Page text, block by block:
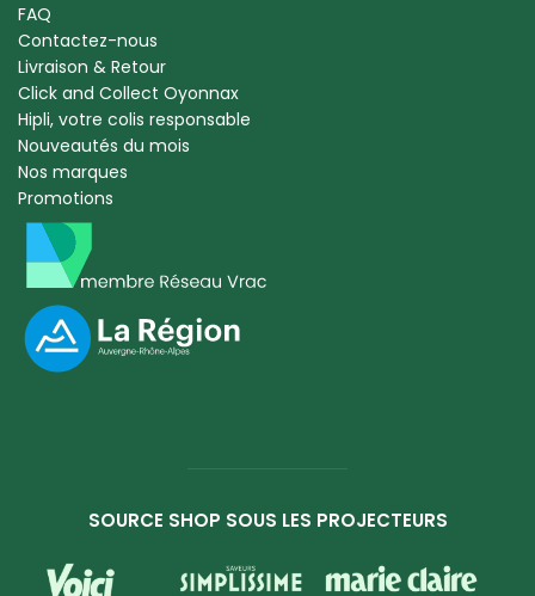
FAQ
Contactez-nous
Livraison & Retour
Click and Collect Oyonnax
Hipli, votre colis responsable
Nouveautés du mois
Nos marques
Promotions
SOURCE SHOP SOUS LES PROJECTEURS